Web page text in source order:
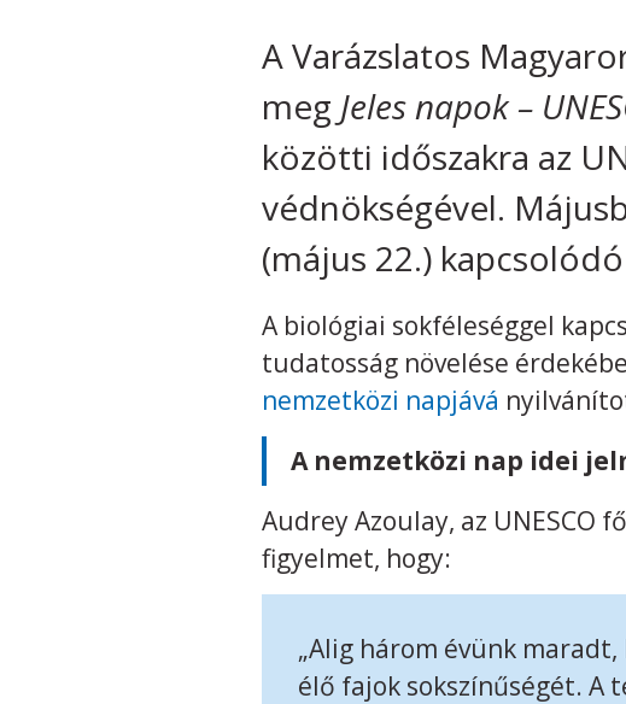
A Varázslatos
meg Jeles napok –
közötti időszakra az
védnökségével.
(május 22.)
A biológiai sokféleséggel
tudatosság növelése
nemzetközi napjává
A nemzetközi nap idei
Audrey Azoulay, az UNESCO
figyelmet, hogy:
„Alig három évünk
élő fajok sokszínűségét. A